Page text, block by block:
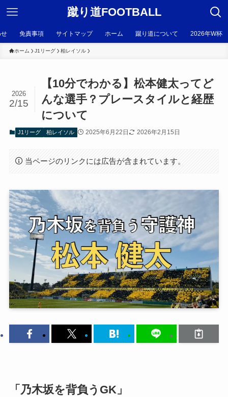
蹴り道FOOTBALL
免責事項 サイトマップ ホーム 蹴り道について 2026年W杯
ホーム J1リーグ 柏レイソル
【10分でわかる】松本健太ってど
んな選手？プレースタイルと経歴
について
2026
2/15
J1リーグ 柏レイソル 2025年6月22日 2026年2月15日
当ページのリンクには広告が含まれています。
「乃木坂を背負うGK」